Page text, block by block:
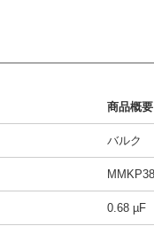
商品概要
バルク
0.68 µF